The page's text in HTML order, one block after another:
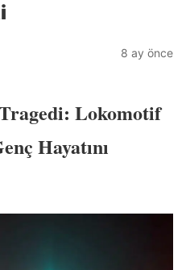
8 ay önce
Lokomotif
Hayatını